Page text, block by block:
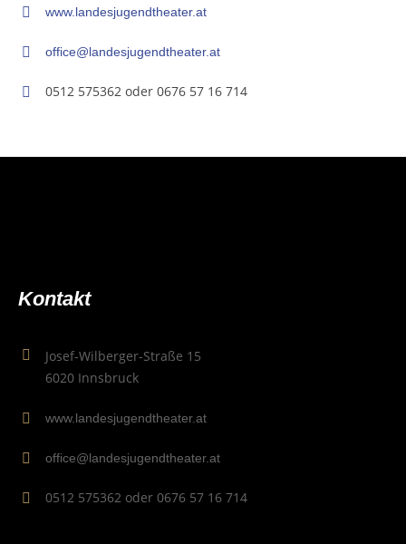
www.landesjugendtheater.at
office@landesjugendtheater.at
0512 575362 oder 0676 57 16 714
Kon­takt
Josef-Wilberger-Straße 15
6020 Innsbruck
www.landesjugendtheater.at
office@landesjugendtheater.at
0512 575362 oder 0676 57 16 714